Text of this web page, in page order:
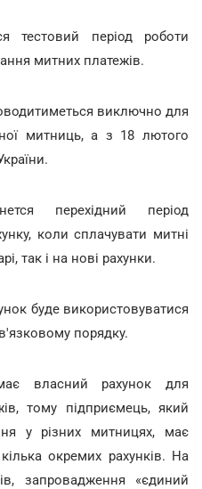
тестовий період роботи
митних платежів.
виключно для
митниць, а з 18 лютого
перехідний період
коли сплачувати митні
так і на нові рахунки.
буде використовуватися
порядку.
власний рахунок для
тому підприємець, який
у різних митницях, має
окремих рахунків. На
запровадження «єдиний